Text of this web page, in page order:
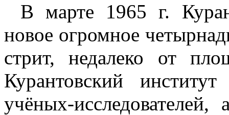
В марте 1965 г.
новое огромное
стрит, недалеко от
Курантовский
учёных-